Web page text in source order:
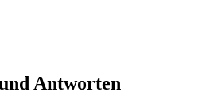
Antworten